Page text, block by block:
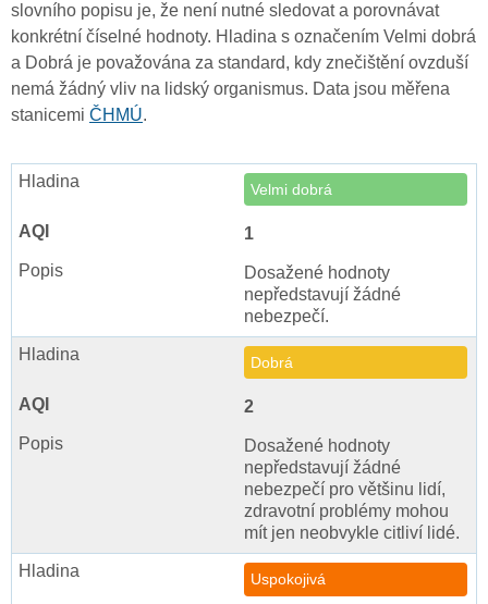
slovního popisu je, že není nutné sledovat a porovnávat
konkrétní číselné hodnoty. Hladina s označením Velmi dobrá
a Dobrá je považována za standard, kdy znečištění ovzduší
nemá žádný vliv na lidský organismus. Data jsou měřena
stanicemi ČHMÚ.
Velmi dobrá
1
Dosažené hodnoty
nepředstavují žádné
nebezpečí.
Dobrá
2
Dosažené hodnoty
nepředstavují žádné
nebezpečí pro většinu lidí,
zdravotní problémy mohou
mít jen neobvykle citliví lidé.
Uspokojivá